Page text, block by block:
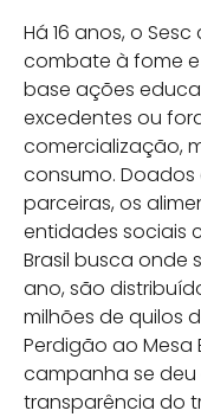
Há 16 anos, o
combate à fome
base ações
excedentes ou
comercialização,
consumo.
parceiras, os
entidades sociais
Brasil busca onde
ano, são
milhões de quilos
Perdigão ao Mesa
campanha se
transparência do